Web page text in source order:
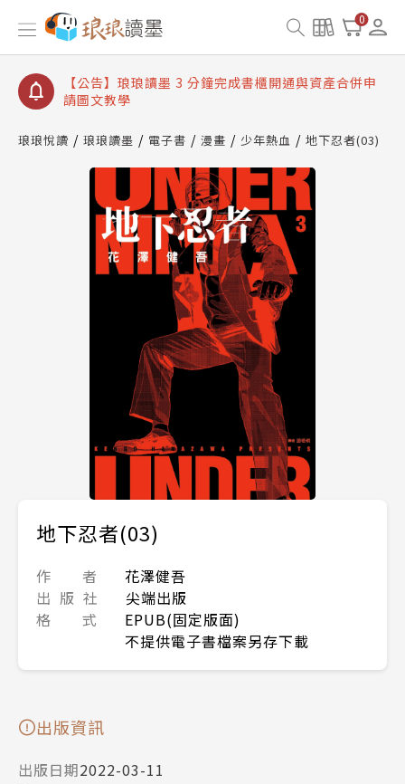
0
【公告】琅琅讀墨數位閱讀資產合併與書櫃開通申請
【公告】琅琅讀墨書櫃開通常見問題
【公告】琅琅讀墨 3 分鐘完成書櫃開通與資產合併申
請圖文教學
查詢
【公告】琅琅讀墨數位閱讀資產合併與書櫃開通申請
琅琅悅讀 琅琅讀墨 電子書 漫畫 少年熱血 地下忍者(03)
地下忍者(03)
作 者
花澤健吾
出 版 社
尖端出版
格 式
EPUB(固定版面)
不提供電子書檔案另存下載
出版資訊
出版日期2022-03-11